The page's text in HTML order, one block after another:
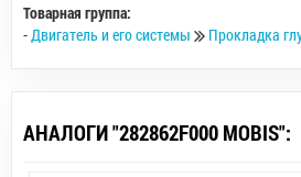
Товарная группа:
- Двигатель и его системы Прокладка
АНАЛОГИ "282862F000 MOBIS":